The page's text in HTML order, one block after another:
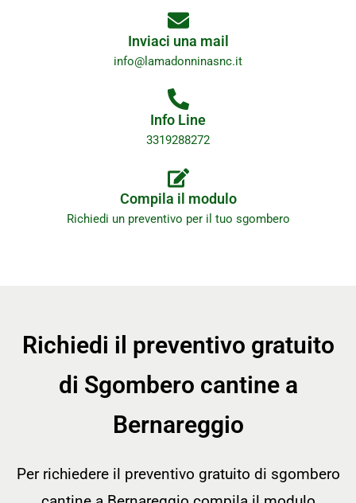
Inviaci una mail
info@lamadonninasnc.it
Info Line
3319288272
Compila il modulo
Richiedi un preventivo per il tuo sgombero
Richiedi il preventivo gratuito
di Sgombero cantine a
Bernareggio
Per richiedere il preventivo gratuito di sgombero